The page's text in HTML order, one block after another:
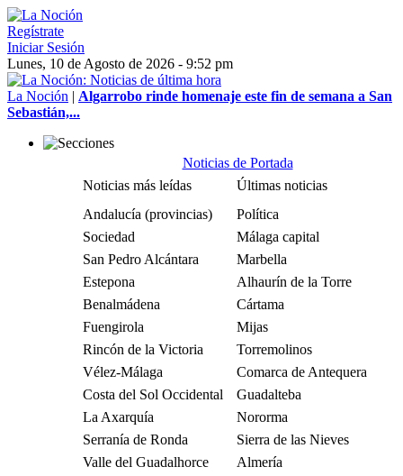
Regístrate
Iniciar Sesión
Lunes, 10 de Agosto de 2026 - 9:52 pm
La Noción | Algarrobo rinde homenaje este fin de semana a San
Sebastián,...
Noticias de Portada
Noticias más leídas
Últimas noticias
Andalucía (provincias)
Política
Sociedad
Málaga capital
San Pedro Alcántara
Marbella
Estepona
Alhaurín de la Torre
Benalmádena
Cártama
Fuengirola
Mijas
Rincón de la Victoria
Torremolinos
Vélez-Málaga
Comarca de Antequera
Costa del Sol Occidental
Guadalteba
La Axarquía
Nororma
Serranía de Ronda
Sierra de las Nieves
Valle del Guadalhorce
Almería